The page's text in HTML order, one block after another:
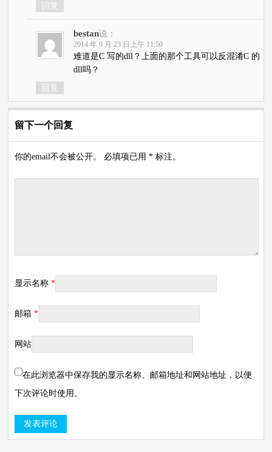
回复
bestan说：
2014 年 9 月 23 日上午 11:50
难道是C 写的dll？上面的那个工具可以反混淆C 的
dll吗？
回复
留下一个回复
你的email不会被公开。 必填项已用 * 标注。
显示名称*
邮箱*
网站
在此浏览器中保存我的显示名称、邮箱地址和网站地址，以便
下次评论时使用。